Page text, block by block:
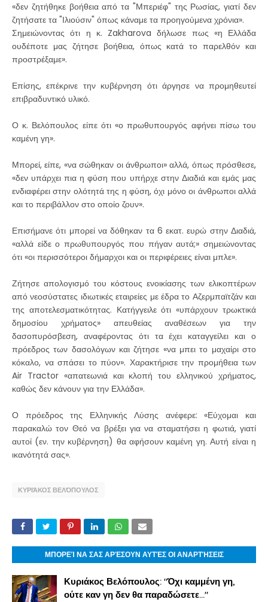
«δεν ζητήθηκε βοήθεια από τα "Μπεριέφ" της Ρωσίας, γιατί δεν
ζητήσατε τα "Ιλιούσιν" όπως κάναμε τα προηγούμενα χρόνια».
Σημειώνοντας ότι η κ. Zakharova δήλωσε πως «η Ελλάδα
ουδέποτε μας ζήτησε βοήθεια, όπως κατά το παρελθόν και
προστρέξαμε».
Επίσης, επέκρινε την κυβέρνηση ότι άργησε να προμηθευτεί
επιβραδυντικό υλικό.
Ο κ. Βελόπουλος είπε ότι «ο πρωθυπουργός αφήνει πίσω του
καμένη γη».
Μπορεί, είπε, «να σώθηκαν οι άνθρωποι» αλλά, όπως πρόσθεσε,
«δεν υπάρχει πια η φύση που υπήρχε στην Διαδιά και εμάς μας
ενδιαφέρει στην ολότητά της η φύση, όχι μόνο οι άνθρωποι αλλά
και το περιβάλλον στο οποίο ζουν».
Επισήμανε ότι μπορεί να δόθηκαν τα 6 εκατ. ευρώ στην Διαδιά,
«αλλά είδε ο πρωθυπουργός που πήγαν αυτά;» σημειώνοντας
ότι «οι περισσότεροι δήμαρχοι και οι περιφέρειες είναι μπλε».
Ζήτησε απολογισμό του κόστους ενοικίασης των ελικοπτέρων
από νεοσύστατες ιδιωτικές εταιρείες με έδρα το Αζερμπαϊτζάν και
της αποτελεσματικότητας. Κατήγγειλε ότι «υπάρχουν τρωκτικά
δημοσίου χρήματος» απευθείας αναθέσεων για την
δασοπυρόσβεση, αναφέροντας ότι τα έχει καταγγείλει και ο
πρόεδρος των δασολόγων και ζήτησε «να μπει το μαχαίρι στο
κόκαλο, να σπάσει το πύον». Χαρακτήρισε την προμήθεια των
Air Tractor «απατεωνιά και κλοπή του ελληνικού χρήματος,
καθώς δεν κάνουν για την Ελλάδα».
Ο πρόεδρος της Ελληνικής Λύσης ανέφερε: «Εύχομαι και
παρακαλώ τον Θεό να βρέξει για να σταματήσει η φωτιά, γιατί
αυτοί (εν. την κυβέρνηση) θα αφήσουν καμένη γη. Αυτή είναι η
ικανότητά σας».
ΚΥΡΙΆΚΟΣ ΒΕΛΌΠΟΥΛΟΣ
ΜΠΟΡΕΊ ΝΑ ΣΑΣ ΑΡΈΣΟΥΝ ΑΥΤΈΣ ΟΙ ΑΝΑΡΤΉΣΕΙΣ
Κυριάκος Βελόπουλος: "Όχι καμμένη γη,
ούτε καν γη δεν θα παραδώσετε..."